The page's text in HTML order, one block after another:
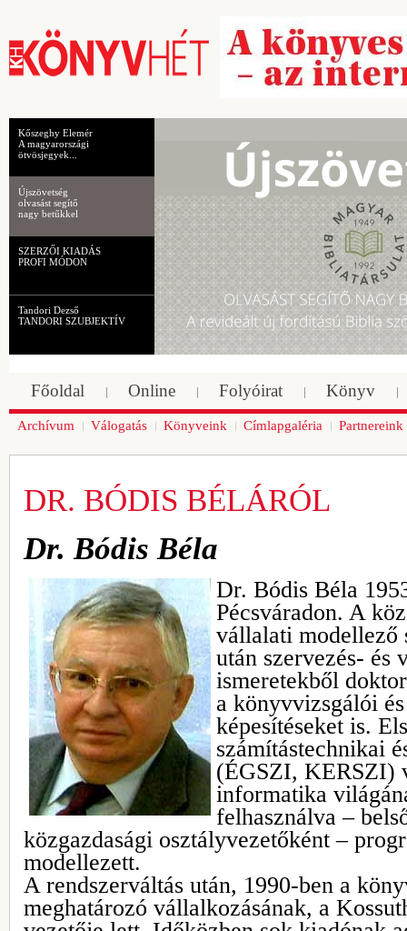
Kőszeghy Elemér
A magyarországi
ötvösjegyek...
Újszövetség
olvasást segítő
nagy betűkkel
SZERZŐI KIADÁS
PROFI MÓDON
Tandori Dezső
TANDORI SZUBJEKTÍV
Főoldal Online Folyóirat Könyv
Archívum Válogatás Könyveink Címlapgaléria Partnereink
DR. BÓDIS BÉLÁRÓL
Dr. Bódis Béla
Dr. Bódis Béla
Pécsváradon. A
vállalati modellező
után szervezés- és
ismeretekből
a könyvvizsgálói
képesítéseket is.
számítástechnikai
(ÉGSZI, KERSZI)
informatika
felhasználva –
közgazdasági osztályvezetőként –
modellezett.
A rendszerváltás után, 1990-ben a
meghatározó vállalkozásának, a